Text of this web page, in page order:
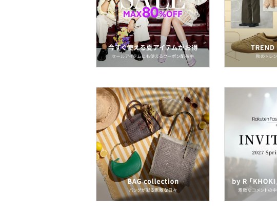
スキンケア
ベースメイク
ネイル
ボディケア・オーラルケ
ア
ヘアケア
フレグランス
メイク道具・美容器具